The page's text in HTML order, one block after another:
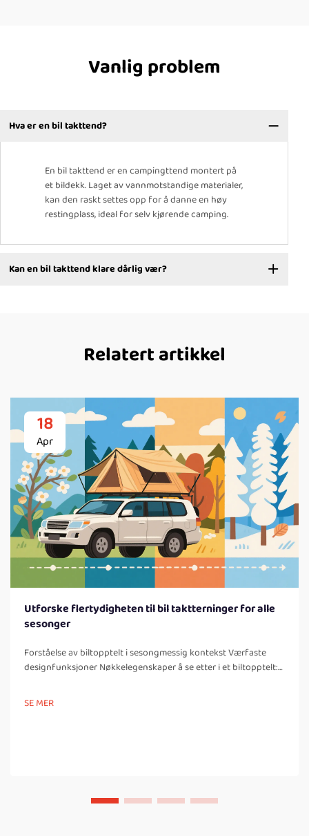
Vanlig problem
Hva er en bil takttend?
En bil takttend er en campingttend montert på
et bildekk. Laget av vannmotstandige materialer,
kan den raskt settes opp for å danne en høy
restingplass, ideal for selv kjørende camping.
Kan en bil takttend klare dårlig vær?
Relatert artikkel
18
Apr
Utforske flertydigheten til bil taktterninger for alle
sesonger
Forståelse av biltopptelt i sesongmessig kontekst Værfaste
designfunksjoner Nøkkelegenskaper å se etter i et biltopptelt:
designelementer som er så viktige for camping...
SE MER